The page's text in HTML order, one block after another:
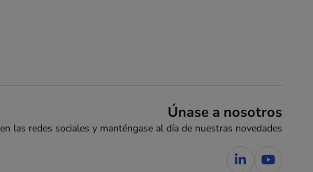
Únase a nosotros
las redes sociales y manténgase al día de nuestras novedades